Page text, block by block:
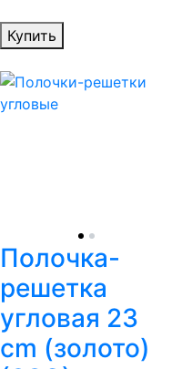
Купить
Полочка-
решетка
угловая 23
cm (золото)